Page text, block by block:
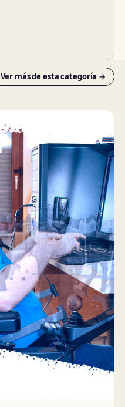
Ver más de esta categoría →